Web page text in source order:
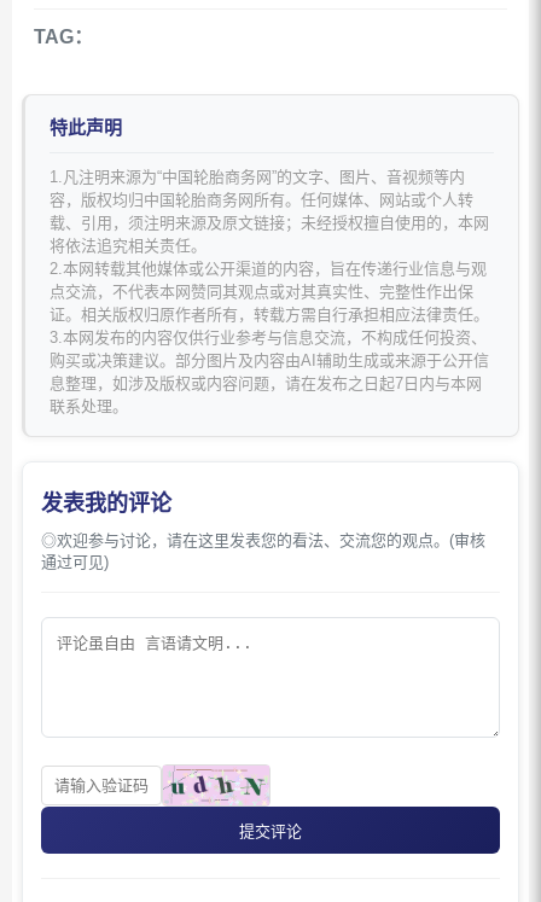
TAG：
特此声明
1.凡注明来源为“中国轮胎商务网”的文字、图片、音视频等内
容，版权均归中国轮胎商务网所有。任何媒体、网站或个人转
载、引用，须注明来源及原文链接；未经授权擅自使用的，本网
将依法追究相关责任。
2.本网转载其他媒体或公开渠道的内容，旨在传递行业信息与观
点交流，不代表本网赞同其观点或对其真实性、完整性作出保
证。相关版权归原作者所有，转载方需自行承担相应法律责任。
3.本网发布的内容仅供行业参考与信息交流，不构成任何投资、
购买或决策建议。部分图片及内容由AI辅助生成或来源于公开信
息整理，如涉及版权或内容问题，请在发布之日起7日内与本网
联系处理。
发表我的评论
◎欢迎参与讨论，请在这里发表您的看法、交流您的观点。(审核
通过可见)
提交评论